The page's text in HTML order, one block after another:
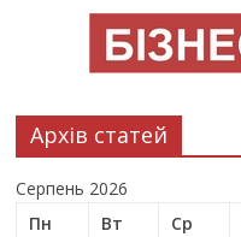
Архів статей
Серпень 2026
Пн
Вт Ср